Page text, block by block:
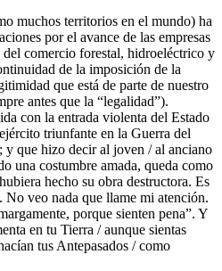
muchos territorios en el mundo) ha
por el avance de las empresas
comercio forestal, hidroeléctrico y
de la imposición de la
que está de parte de nuestro
antes que la “legalidad”).
con la entrada violenta del Estado
triunfante en la Guerra del
y que hizo decir al joven / al anciano
una costumbre amada, queda como
hecho su obra destructora. Es
veo nada que llame mi atención.
porque sienten pena”. Y
en tu Tierra / aunque sientas
tus Antepasados / como